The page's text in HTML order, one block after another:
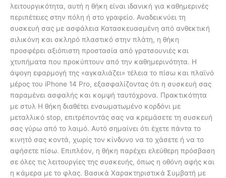
λειτουργικότητα, αυτή η θήκη είναι ιδανική για καθημερινές
περιπέτειες στην πόλη ή στο γραφείο. Αναδεικνύει τη
συσκευή σας με ασφάλεια Κατασκευασμένη από ανθεκτική
σιλικόνη και σκληρό πλαστικό στην πλάτη, η θήκη
προσφέρει αξιόπιστη προστασία από γρατσουνιές και
χτυπήματα που προκύπτουν από την καθημερινότητα. Η
άψογη εφαρμογή της «αγκαλιάζει» τέλεια το πίσω και πλαϊνό
μέρος του iPhone 14 Pro, εξασφαλίζοντας ότι η συσκευή σας
παραμένει ασφαλής και κομψή ταυτόχρονα. Πρακτικότητα
με στυλ Η θήκη διαθέτει ενσωματωμένο κορδόνι με
μεταλλικό stop, επιτρέποντάς σας να κρεμάσετε τη συσκευή
σας γύρω από το λαιμό. Αυτό σημαίνει ότι έχετε πάντα το
κινητό σας κοντά, χωρίς τον κίνδυνο να το χάσετε ή να το
αφήσετε πίσω. Επιπλέον, η θήκη παρέχει ελεύθερη πρόσβαση
σε όλες τις λειτουργίες της συσκευής, όπως η οθόνη αφής και
η κάμερα με το φλας. Βασικά Χαρακτηριστικά Συμβατή με